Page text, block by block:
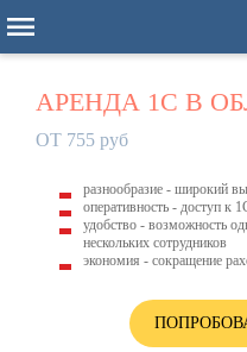
АРЕНДА 1С В
ОТ 755 руб
разнообразие - широкий
оперативность - доступ к
удобство - возможность
нескольких сотрудников
экономия - сокращение